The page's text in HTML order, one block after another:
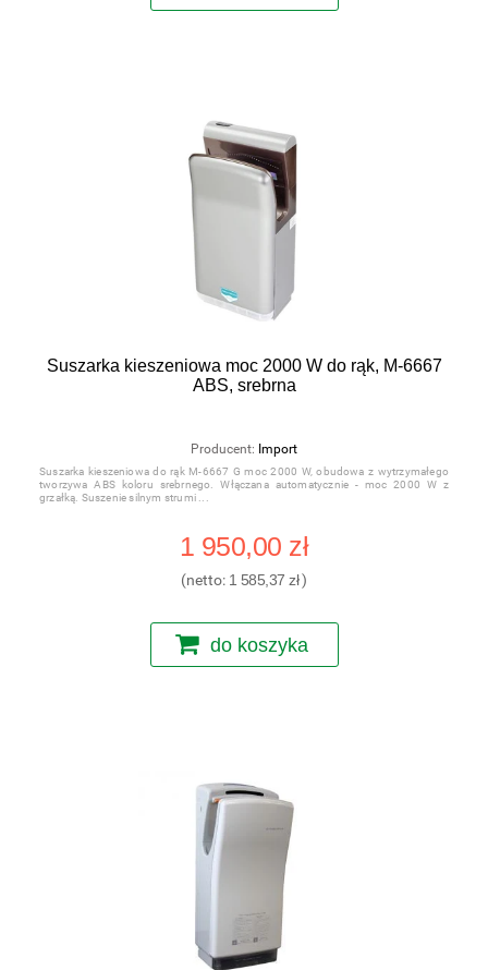
Suszarka kieszeniowa moc 2000 W do rąk, M-6667
ABS, srebrna
Producent: Import
Suszarka kieszeniowa do rąk M-6667 G moc 2000 W, obudowa z wytrzymałego
tworzywa ABS koloru srebrnego. Włączana automatycznie - moc 2000 W z
grzałką. Suszenie silnym strumi
1 950,00 zł
(netto: 1 585,37 zł)
do koszyka